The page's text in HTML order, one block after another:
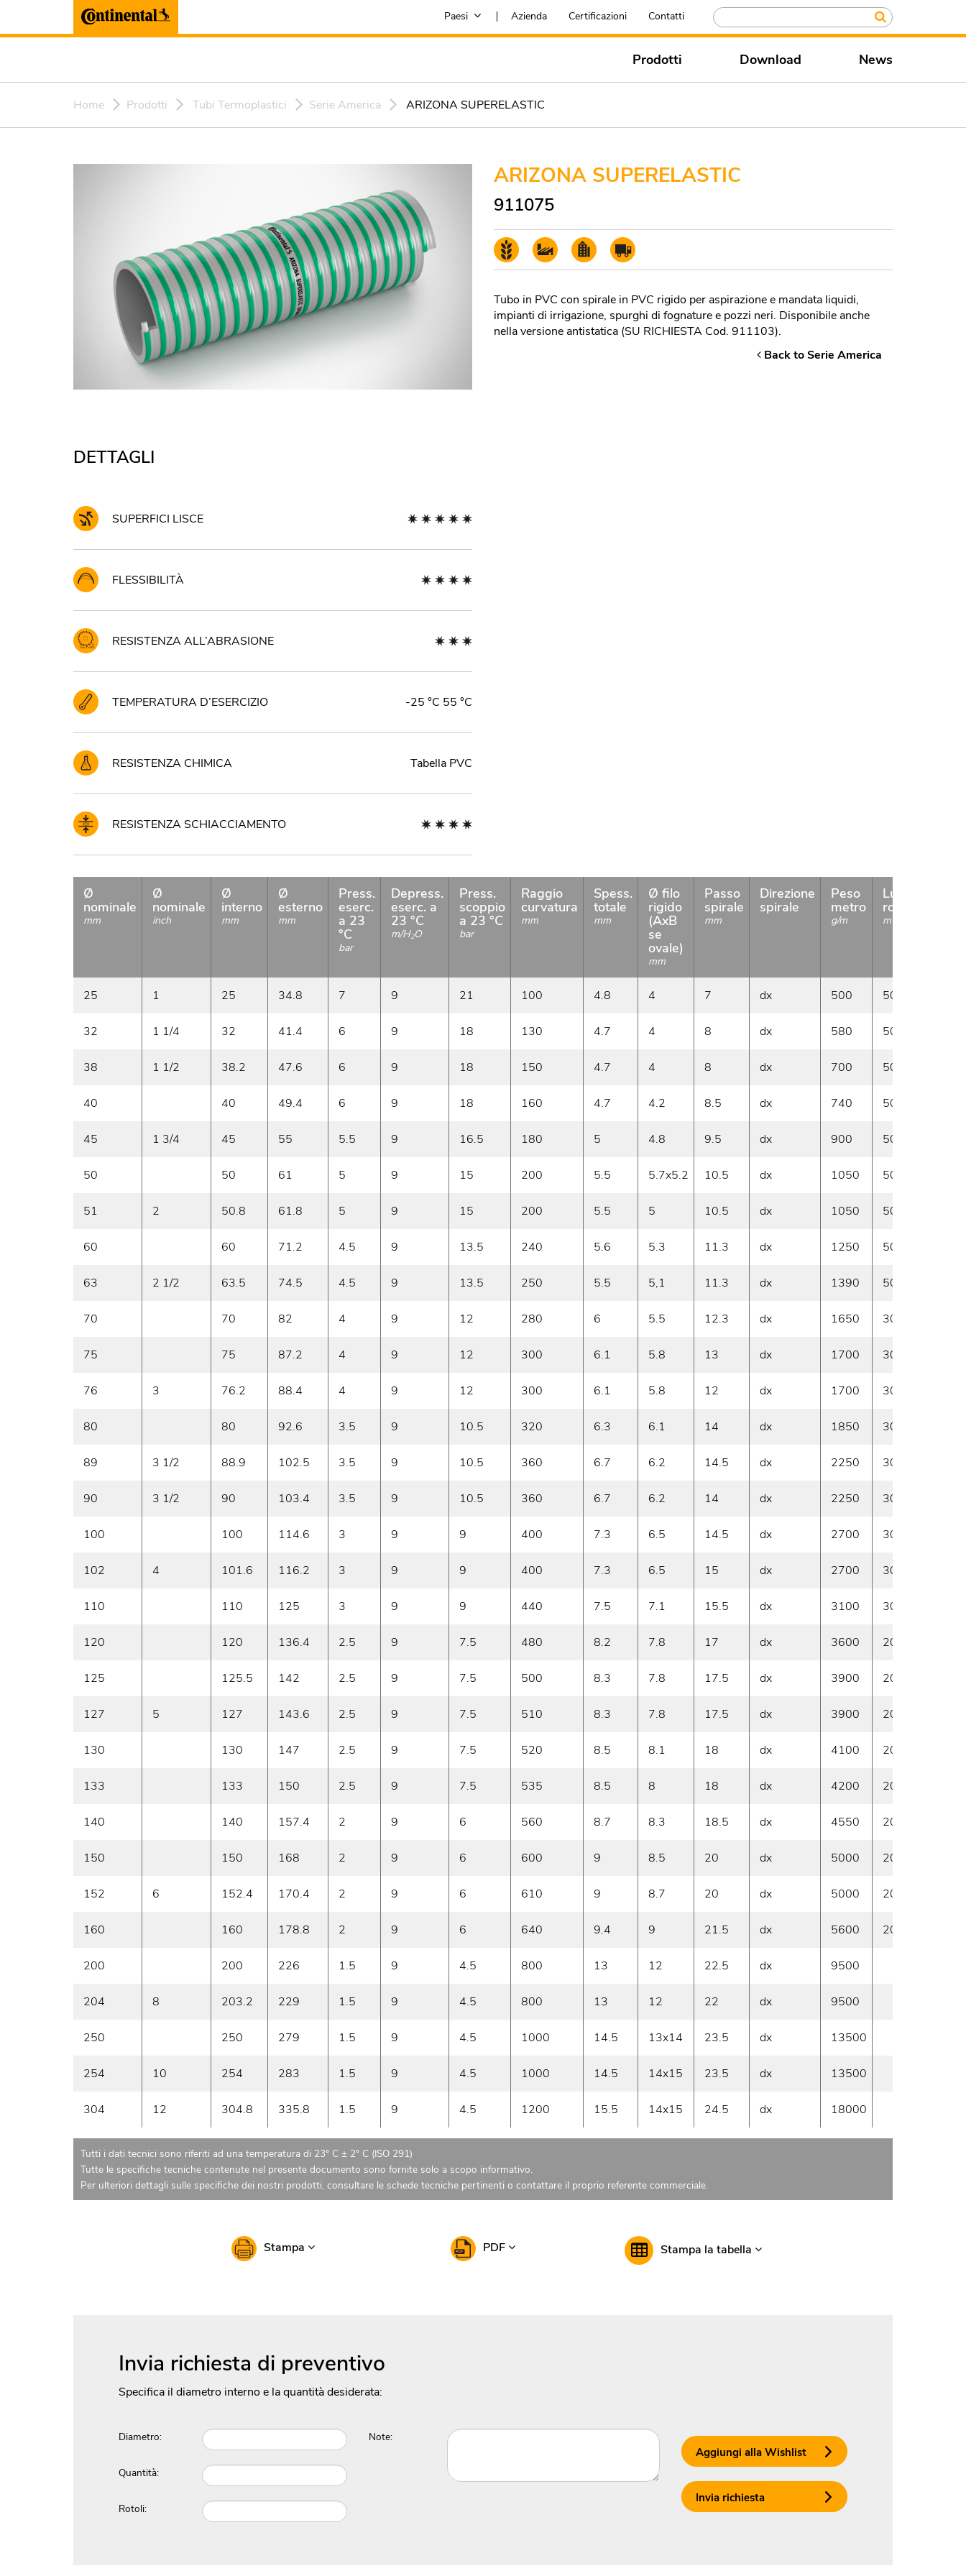
Paesi Azienda Certificazioni Contatti
Prodotti Download News
Home Prodotti Tubi Termoplastici Serie America ARIZONA SUPERELASTIC
ARIZONA SUPERELASTIC
911075
Tubo in PVC con spirale in PVC rigido per aspirazione e mandata liquidi,
impianti di irrigazione, spurghi di fognature e pozzi neri. Disponibile anche
nella versione antistatica (SU RICHIESTA Cod. 911103).
Back to Serie America
DETTAGLI
SUPERFICI LISCE
FLESSIBILITÀ
RESISTENZA ALL’ABRASIONE
TEMPERATURA D’ESERCIZIO -25 °C 55 °C
RESISTENZA CHIMICA Tabella PVC
RESISTENZA SCHIACCIAMENTO
Ø
nominale
mm
Ø
nominale
inch
Ø
interno
mm
Ø
esterno
mm
Press.
eserc.
a 23
°C
bar
Depress.
eserc. a
23 °C
m/H2O
Press.
scoppio
a 23 °C
bar
Raggio
curvatura
mm
Spess.
totale
mm
Ø filo
rigido
(AxB
se
ovale)
mm
Passo
spirale
mm
Direzione
spirale
Peso
metro
g/m
Lungh.
rotolo
m
25 1 25 34.8 7 9 21 100 4.8 4 7 dx 500 50
32 1 1/4 32 41.4 6 9 18 130 4.7 4 8 dx 580 50
38 1 1/2 38.2 47.6 6 9 18 150 4.7 4 8 dx 700 50
40 40 49.4 6 9 18 160 4.7 4.2 8.5 dx 740 50
45 1 3/4 45 55 5.5 9 16.5 180 5 4.8 9.5 dx 900 50
50 50 61 5 9 15 200 5.5 5.7x5.2 10.5 dx 1050 50
51 2 50.8 61.8 5 9 15 200 5.5 5 10.5 dx 1050 50
60 60 71.2 4.5 9 13.5 240 5.6 5.3 11.3 dx 1250 50
63 2 1/2 63.5 74.5 4.5 9 13.5 250 5.5 5,1 11.3 dx 1390 50
70 70 82 4 9 12 280 6 5.5 12.3 dx 1650 30
75 75 87.2 4 9 12 300 6.1 5.8 13 dx 1700 30
76 3 76.2 88.4 4 9 12 300 6.1 5.8 12 dx 1700 30
80 80 92.6 3.5 9 10.5 320 6.3 6.1 14 dx 1850 30
89 3 1/2 88.9 102.5 3.5 9 10.5 360 6.7 6.2 14.5 dx 2250 30
90 3 1/2 90 103.4 3.5 9 10.5 360 6.7 6.2 14 dx 2250 30
100 100 114.6 3 9 9 400 7.3 6.5 14.5 dx 2700 30
102 4 101.6 116.2 3 9 9 400 7.3 6.5 15 dx 2700 30
110 110 125 3 9 9 440 7.5 7.1 15.5 dx 3100 30
120 120 136.4 2.5 9 7.5 480 8.2 7.8 17 dx 3600 20
125 125.5 142 2.5 9 7.5 500 8.3 7.8 17.5 dx 3900 20
127 5 127 143.6 2.5 9 7.5 510 8.3 7.8 17.5 dx 3900 20
130 130 147 2.5 9 7.5 520 8.5 8.1 18 dx 4100 20
133 133 150 2.5 9 7.5 535 8.5 8 18 dx 4200 20
140 140 157.4 2 9 6 560 8.7 8.3 18.5 dx 4550 20
150 150 168 2 9 6 600 9 8.5 20 dx 5000 20
152 6 152.4 170.4 2 9 6 610 9 8.7 20 dx 5000 20
160 160 178.8 2 9 6 640 9.4 9 21.5 dx 5600 20
200 200 226 1.5 9 4.5 800 13 12 22.5 dx 9500
204 8 203.2 229 1.5 9 4.5 800 13 12 22 dx 9500
250 250 279 1.5 9 4.5 1000 14.5 13x14 23.5 dx 13500
254 10 254 283 1.5 9 4.5 1000 14.5 14x15 23.5 dx 13500
304 12 304.8 335.8 1.5 9 4.5 1200 15.5 14x15 24.5 dx 18000
Tutti i dati tecnici sono riferiti ad una temperatura di 23° C ± 2° C (ISO 291)
Tutte le specifiche tecniche contenute nel presente documento sono fornite solo a scopo informativo.
Per ulteriori dettagli sulle specifiche dei nostri prodotti, consultare le schede tecniche pertinenti o contattare il proprio referente commerciale.
Stampa PDF Stampa la tabella
Invia richiesta di preventivo
Specifica il diametro interno e la quantità desiderata:
Diametro:
Quantità:
Rotoli:
Note:
Aggiungi alla Wishlist
Invia richiesta